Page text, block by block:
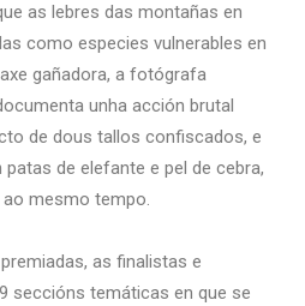
as lebres das montañas en
como especies vulnerables en
gañadora, a fotógrafa
unha acción brutal
de dous tallos confiscados, e
de elefante e pel de cebra,
mesmo tempo.
as finalistas e
seccións temáticas en que se